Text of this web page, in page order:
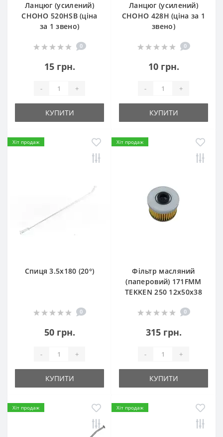
Ланцюг (усилений)
СHOHO 520HSB (ціна
за 1 звено)
0
15 грн.
- +
КУПИТИ
Ланцюг (усилений)
СHOHO 428H (ціна за 1
звено)
0
10 грн.
- +
КУПИТИ
Хіт продаж
Спиця 3.5х180 (20°)
0
50 грн.
- +
КУПИТИ
Хіт продаж
Фільтр масляний
(паперовий) 171FMM
TEKKEN 250 12х50х38
0
315 грн.
- +
КУПИТИ
Хіт продаж Хіт продаж